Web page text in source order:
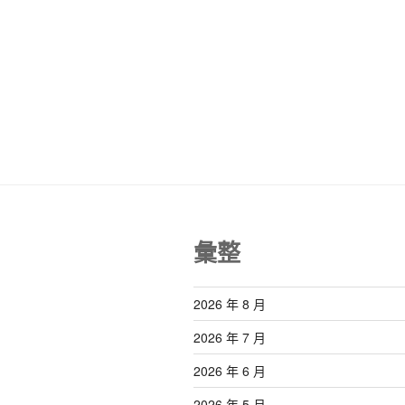
彙整
2026 年 8 月
2026 年 7 月
2026 年 6 月